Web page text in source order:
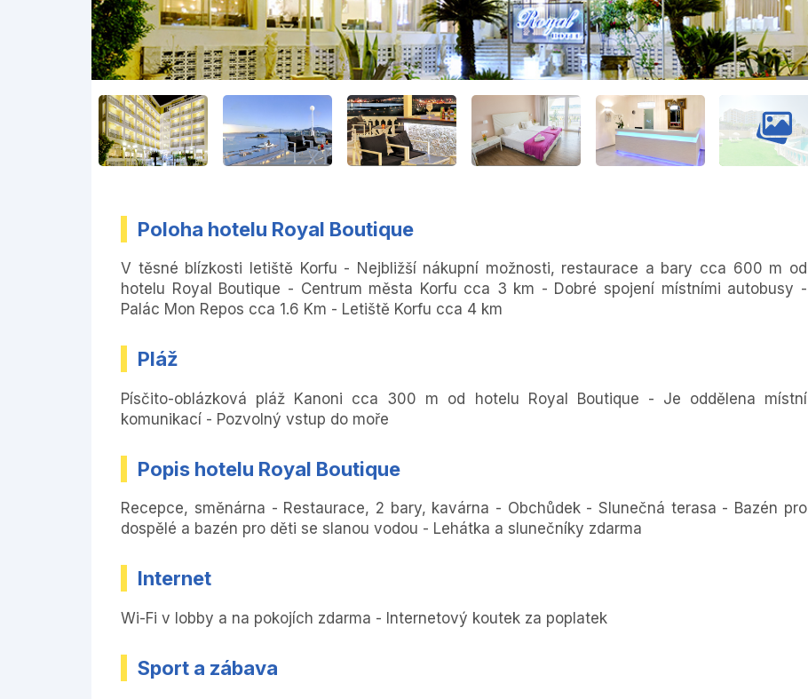
Poloha hotelu Royal Boutique
V těsné blízkosti letiště Korfu - Nejbližší nákupní možnosti, restaurace a bary cca 600 m od
hotelu Royal Boutique - Centrum města Korfu cca 3 km - Dobré spojení místními autobusy -
Palác Mon Repos cca 1.6 Km - Letiště Korfu cca 4 km
Pláž
Písčito-oblázková pláž Kanoni cca 300 m od hotelu Royal Boutique - Je oddělena místní
komunikací - Pozvolný vstup do moře
Popis hotelu Royal Boutique
Recepce, směnárna - Restaurace, 2 bary, kavárna - Obchůdek - Slunečná terasa - Bazén pro
dospělé a bazén pro děti se slanou vodou - Lehátka a slunečníky zdarma
Internet
Wi-Fi v lobby a na pokojích zdarma - Internetový koutek za poplatek
Sport a zábava